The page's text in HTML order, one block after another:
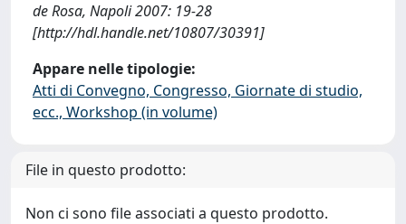
de Rosa, Napoli 2007: 19-28
[http://hdl.handle.net/10807/30391]
Appare nelle tipologie:
Atti di Convegno, Congresso, Giornate di studio,
ecc., Workshop (in volume)
File in questo prodotto:
Non ci sono file associati a questo prodotto.